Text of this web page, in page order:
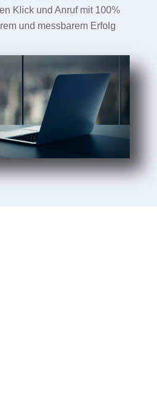
Klick und Anruf mit 100%
und messbarem Erfolg